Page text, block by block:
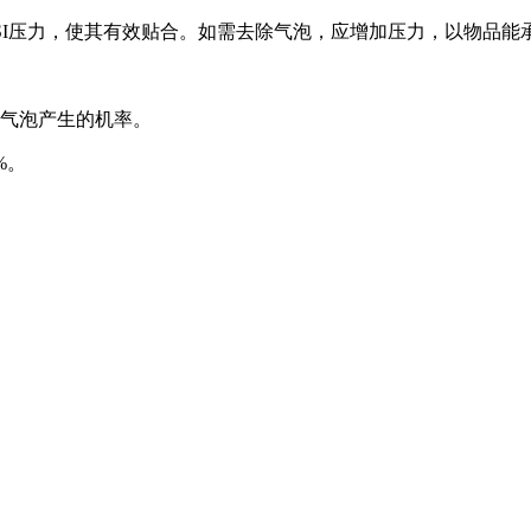
力，使其有效贴合。如需去除气泡，应增加压力，以物品能
泡产生的机率。